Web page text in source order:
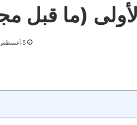
(ما قبل
5 أغسطس، 2016